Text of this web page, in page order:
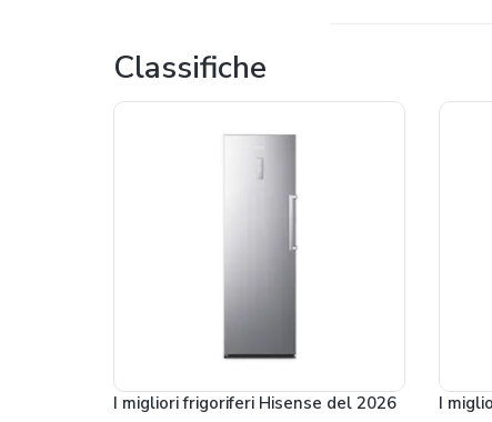
Classifiche
I migliori frigoriferi Hisense del 2026 I